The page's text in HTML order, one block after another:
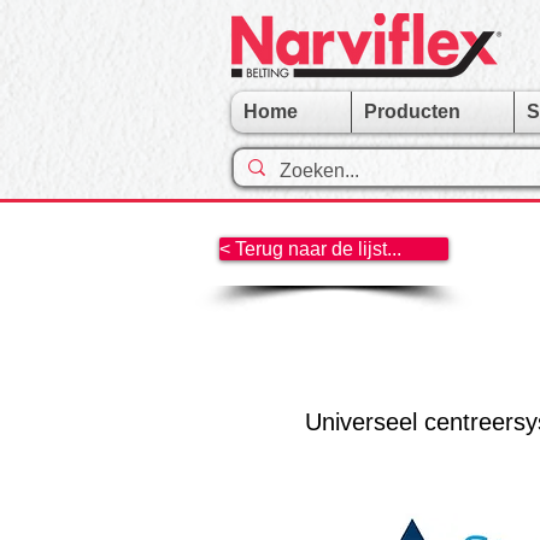
Home Producten
< Terug naar de lijst...
Universeel